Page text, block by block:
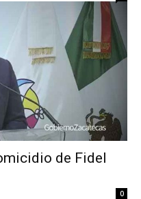
de Fidel
0